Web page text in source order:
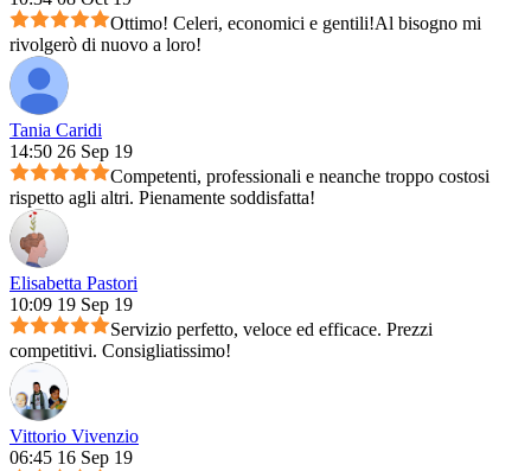
Ottimo! Celeri, economici e gentili!Al bisogno mi
rivolgerò di nuovo a loro!
Tania Caridi
14:50 26 Sep 19
Competenti, professionali e neanche troppo costosi
rispetto agli altri. Pienamente soddisfatta!
Elisabetta Pastori
10:09 19 Sep 19
Servizio perfetto, veloce ed efficace. Prezzi
competitivi. Consigliatissimo!
Vittorio Vivenzio
06:45 16 Sep 19